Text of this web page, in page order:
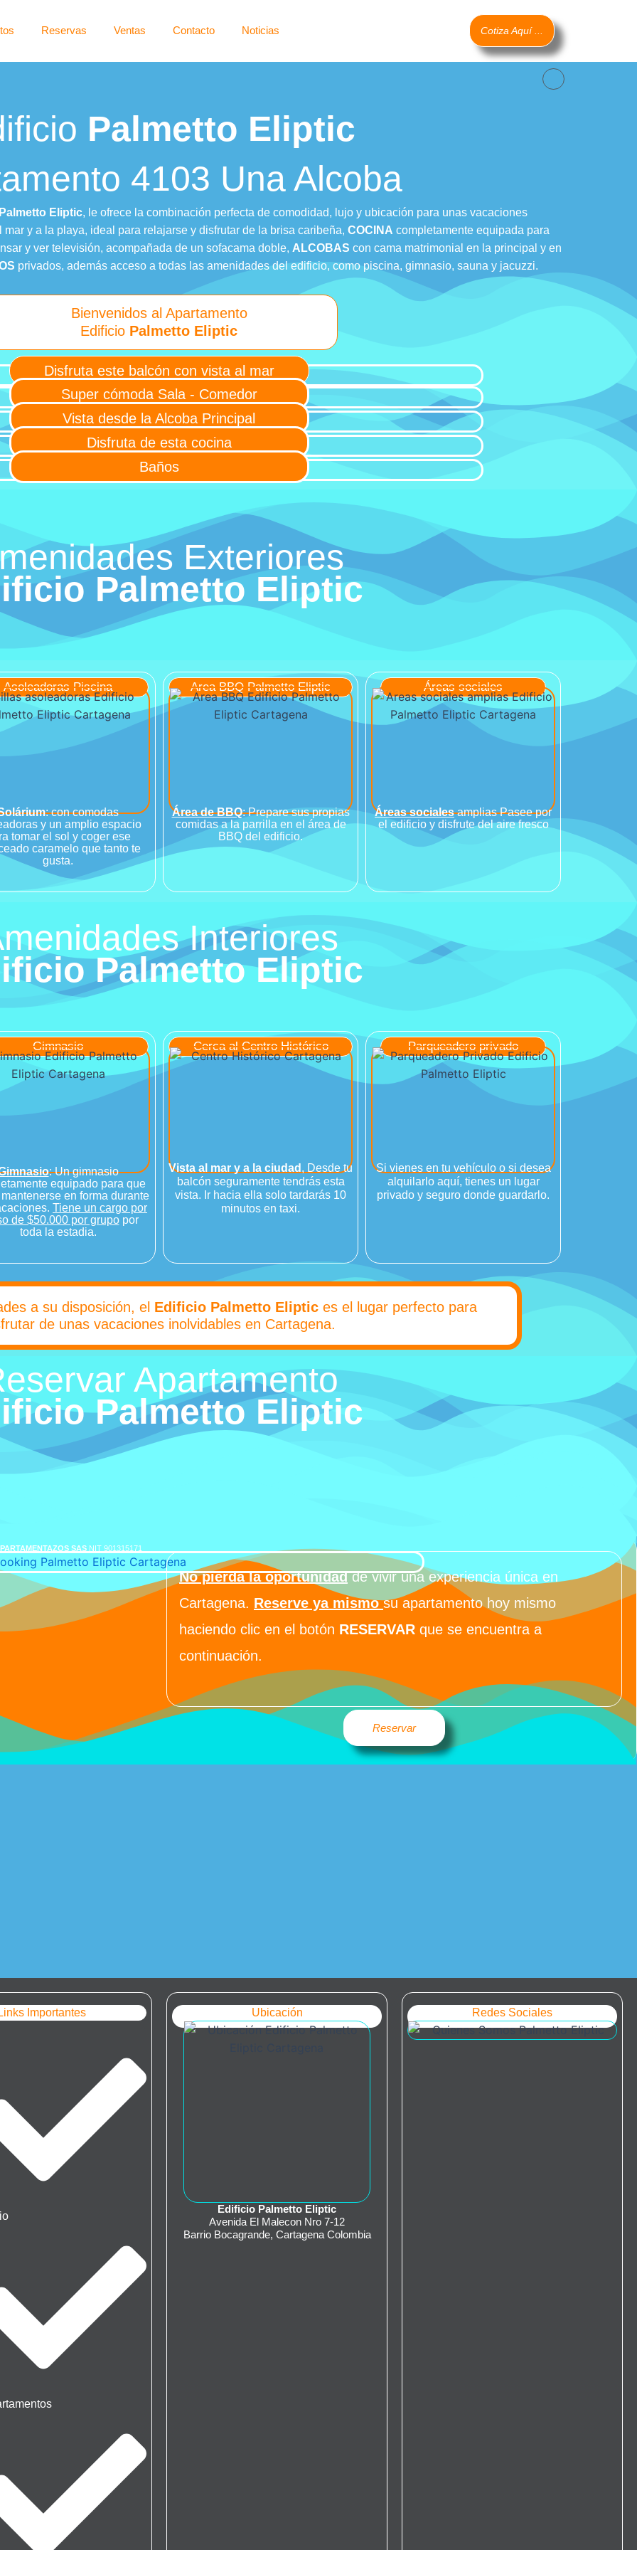
Reservas Ventas Contacto Noticias Cotiza Aquí ...
Palmetto Eliptic
4103 Una Alcoba
Eliptic, le ofrece la combinación perfecta de comodidad, lujo y ubicación para unas vacaciones
y a la playa, ideal para relajarse y disfrutar de la brisa caribeña, COCINA completamente equipada para
y ver televisión, acompañada de un sofacama doble, ALCOBAS con cama matrimonial en la principal y en
privados, además acceso a todas las amenidades del edificio, como piscina, gimnasio, sauna y jacuzzi.
Bienvenidos al Apartamento
Edificio Palmetto Eliptic
Disfruta este balcón con vista al mar
Super cómoda Sala - Comedor
Vista desde la Alcoba Principal
Disfruta de esta cocina
Baños
Exteriores
Palmetto Eliptic
Asoleadoras Piscina
: con comodas
y un amplio espacio
tomar el sol y coger ese
caramelo que tanto te
gusta.
Area BBQ Palmetto Eliptic
Área de BBQ: Prepare sus propias
comidas a la parrilla en el área de
BBQ del edificio.
Áreas sociales
Áreas socialesamplias Pasee por
el edificio y disfrute del aire fresco
Interiores
Palmetto Eliptic
Gimnasio
: Un gimnasio
equipado para que
en forma durante
Tiene un cargo por
de $50.000 por grupopor
toda la estadia.
Cerca al Centro Histórico
Vista al mar y a la ciudad , Desde tu
balcón seguramente tendrás esta
vista. Ir hacia ella solo tardarás 10
minutos en taxi.
Parqueadero privado
Si vienes en tu vehículo o si desea
alquilarlo aquí, tienes un lugar
privado y seguro donde guardarlo.
a su disposición, el Edificio Palmetto Eliptices el lugar perfecto para
de unas vacaciones inolvidables en Cartagena.
Apartamento
Palmetto Eliptic
SAS NIT 901315171
No pierda la oportunidadde vivir una experiencia única en
Cartagena. Reserve ya mismo su apartamento hoy mismo
haciendo clic en el botón RESERVAR que se encuentra a
continuación.
Reservar
Importantes Ubicación
Edificio Palmetto Eliptic
Avenida El Malecon Nro 7-12
Barrio Bocagrande, Cartagena Colombia
Redes Sociales